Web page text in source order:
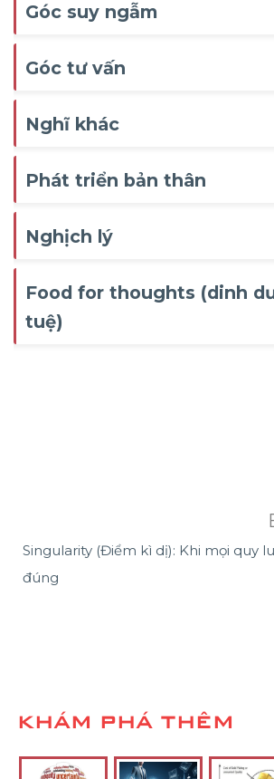
Góc suy ngẫm
Góc tư vấn
Nghĩ khác
Phát triển bản thân
Nghịch lý
Food for thoughts (dinh
tuệ)
Singularity (Điểm kì dị): Khi mọi quy
đúng
KHÁM PHÁ THÊM